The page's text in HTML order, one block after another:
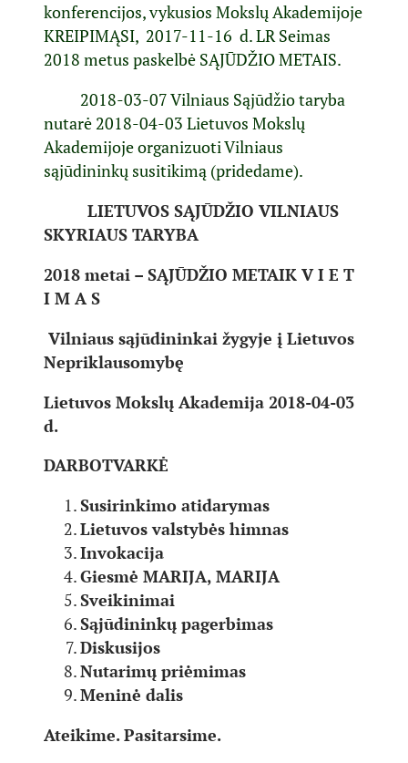
konferencijos, vykusios Mokslų Akademijoje
KREIPIMĄSI, 2017-11-16 d. LR Seimas
2018 metus paskelbė SĄJŪDŽIO METAIS.
2018-03-07 Vilniaus Sąjūdžio taryba
nutarė 2018-04-03 Lietuvos Mokslų
Akademijoje organizuoti Vilniaus
sąjūdininkų susitikimą (pridedame).
LIETUVOS SĄJŪDŽIO VILNIAUS
SKYRIAUS TARYBA
2018 metai – SĄJŪDŽIO METAIK V I E T
I M A S
Vilniaus sąjūdininkai žygyje į Lietuvos
Nepriklausomybę
Lietuvos Mokslų Akademija 2018-04-03
d.
DARBOTVARKĖ
Susirinkimo atidarymas
Lietuvos valstybės himnas
Invokacija
Giesmė MARIJA, MARIJA
Sveikinimai
Sąjūdininkų pagerbimas
Diskusijos
Nutarimų priėmimas
Meninė dalis
Ateikime. Pasitarsime.